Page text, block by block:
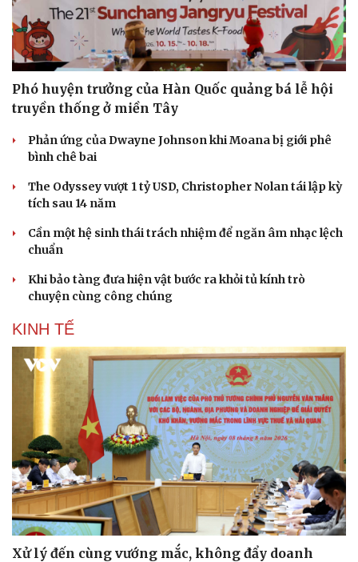
Nam khoa
Làm đẹp - giảm cân
Phòng mạch online
Ăn sạch sống khỏe
Phó huyện trưởng của Hàn Quốc quảng bá lễ hội
truyền thống ở miền Tây
Phản ứng của Dwayne Johnson khi Moana bị giới phê
bình chê bai
The Odyssey vượt 1 tỷ USD, Christopher Nolan tái lập kỳ
tích sau 14 năm
Cần một hệ sinh thái trách nhiệm để ngăn âm nhạc lệch
chuẩn
Khi bảo tàng đưa hiện vật bước ra khỏi tủ kính trò
chuyện cùng công chúng
KINH TẾ
Xử lý đến cùng vướng mắc, không đẩy doanh